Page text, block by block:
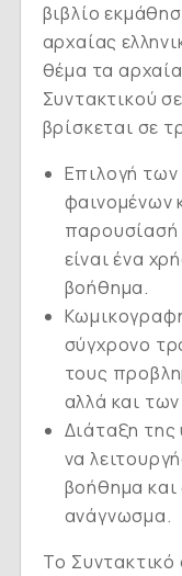
βιβλίο
αρχαίας
θέμα τα
Συντακτικού
βρίσκεται σε
Eπιλογή
φαινομένων
παρουσίασή
είναι ένα
βοήθημα.
σύγχρονο
τους
αλλά και
Διάταξη
να
βοήθημα
ανάγνωσμα.
Tο